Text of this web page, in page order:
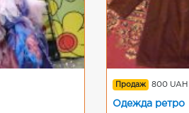
Продаж 800 UAH
Одежда ретро